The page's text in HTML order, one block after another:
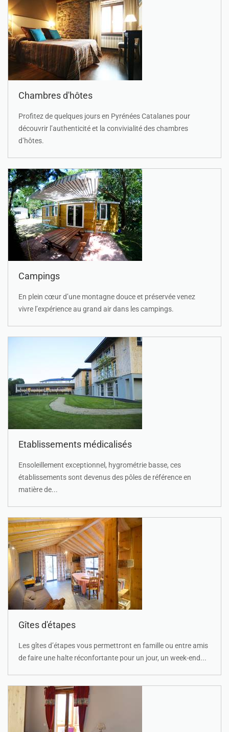
Chambres d'hôtes
Profitez de quelques jours en Pyrénées Catalanes pour
découvrir l’authenticité et la convivialité des chambres
d’hôtes.
Campings
En plein cœur d’une montagne douce et préservée venez
vivre l’expérience au grand air dans les campings.
Etablissements médicalisés
Ensoleillement exceptionnel, hygrométrie basse, ces
établissements sont devenus des pôles de référence en
matière de...
Gîtes d'étapes
Les gîtes d’étapes vous permettront en famille ou entre amis
de faire une halte réconfortante pour un jour, un week-end...